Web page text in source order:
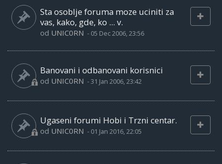
Sta osoblje foruma moze uciniti za
vas, kako, gde, ko ... v.
od UNIC0RN - 05 Dec 2006, 23:56
Banovani i odbanovani korisnici
od UNIC0RN -31 Jan 2006, 23:42
Ugaseni forumi Hobi i Trzni centar.
od UNIC0RN - 01 Jan 2016, 22:05